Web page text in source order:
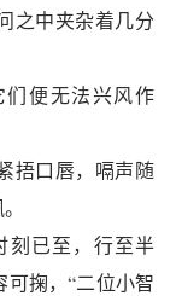
之中夹杂着几分
便无法兴风作
捂口唇，嗝声随
刻已至，行至半
掬，“二位小智